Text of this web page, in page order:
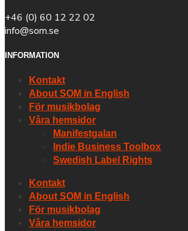
+46 (0) 60 12 22 02
info@som.se
INFORMATION
Kontakt
About SOM in English
För musikbolag
Våra hemsidor
Manifestgalan
Indie Business Toolbox
Swedish Label Rights
Kontakt
About SOM in English
För musikbolag
Våra hemsidor